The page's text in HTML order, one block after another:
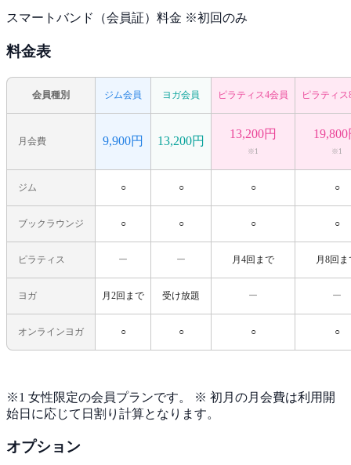
スマートバンド（会員証）料金 ※初回のみ
料金表
会員種別 ジム会員 ヨガ会員 ピラティス4会員 ピラティス
月会費 9,900円 13,200円
13,200円
※1 ※1
ジム ○ ○ ○ ○
ブックラウンジ ○ ○ ○ ○
ピラティス ー ー 月4回まで 月8回ま
ヨガ 月2回まで 受け放題 ー ー
オンラインヨガ ○ ○ ○ ○
※1 女性限定の会員プランです。 ※ 初月の月会費は利用開
始日に応じて日割り計算となります。
オプション